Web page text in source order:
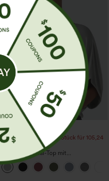
+15
€26,95 EUR
3 Stück für 52,62 €, 6 Stück für 105,24
€
Lockeres Casual-Top mit
Rundhalsausschnitt und
Fledermausärmeln